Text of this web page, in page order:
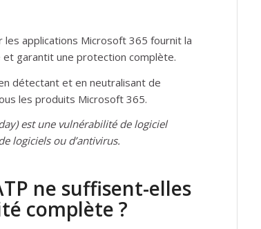
applications Microsoft 365 fournit la
garantit une protection complète.
détectant et en neutralisant de
les produits Microsoft 365.
est une vulnérabilité de logiciel
logiciels ou d’antivirus.
ne suffisent-elles
complète ?